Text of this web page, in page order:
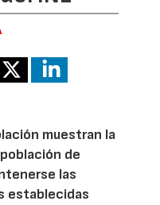
muestran la
de
las
establecidas